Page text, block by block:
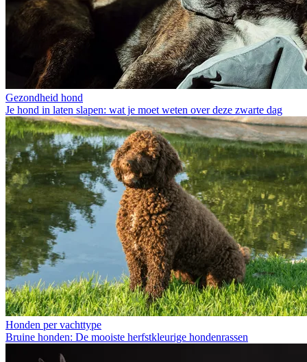
Gezondheid hond
Je hond in laten slapen: wat je moet weten over deze zwarte dag
Honden per vachttype
Bruine honden: De mooiste herfstkleurige hondenrassen